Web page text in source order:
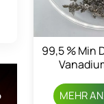
99,5 % Min
MEHR